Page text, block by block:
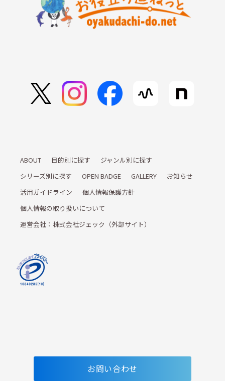
ABOUT 目的別に探す
ジャンル別に探す
シリーズ別に探す
OPEN BADGE GALLERY
お知らせ
活用ガイドライン
個人情報保護方針
個人情報の取り扱いについて
運営会社：株式会社ジェック（外部サイト）
お問い合わせ